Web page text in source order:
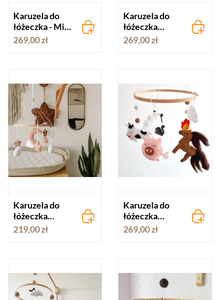
Karuzela do
łóżeczka - Miś
na Księżycu
269,00 zł
Karuzela do
łóżeczka
Beżowe Safari
269,00 zł
Karuzela do
łóżeczka
Bouncle
Pudrowa noc
219,00 zł
Karuzela do
łóżeczka
Gospodarskie
Zwierzęta
269,00 zł